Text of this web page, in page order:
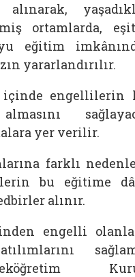
ortamlarda,
eğitim
yararlandırılır.
içinde engellilerin
yer verilir.
farklı
bu eğitime
alınır.
engelli